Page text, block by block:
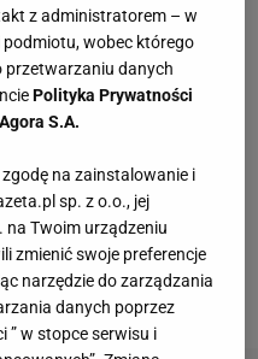
oraz nagrodę
zł. Za drugie miejcie
2 tys zł. Na trzecim
Komendy Woj.
otrzymały również
- relacjonował
organizatorów
z administratorem – w
wobec którego
przetwarzaniu danych
Polityka Prywatności
S.A.
na zainstalowanie i
sp. z o.o., jej
na Twoim urządzeniu
zmienić swoje preferencje
narzędzie do zarządzania
danych poprzez
” w stopce serwisu i